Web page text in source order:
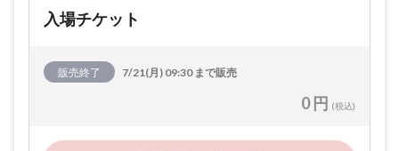
入場チケット
販売終了 7/21(月) 09:30 まで販売
0 円 (税込)